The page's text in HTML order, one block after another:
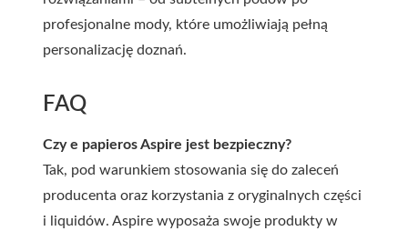
profesjonalne mody, które umożliwiają pełną
personalizację doznań.
FAQ
Czy e papieros Aspire jest bezpieczny?
Tak, pod warunkiem stosowania się do zaleceń
producenta oraz korzystania z oryginalnych części
i liquidów. Aspire wyposaża swoje produkty w